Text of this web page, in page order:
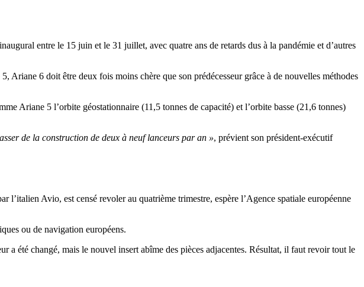
entre le 15 juin et le 31 juillet, avec quatre ans de retards dus à la pandémie et d’autres
Ariane 6 doit être deux fois moins chère que son prédécesseur grâce à de nouvelles méthodes
Ariane 5 l’orbite géostationnaire (11,5 tonnes de capacité) et l’orbite basse (21,6 tonnes)
de la construction de deux à neuf lanceurs par an », prévient son président-exécutif
Avio, est censé revoler au quatrième trimestre, espère l’Agence spatiale européenne
ou de navigation européens.
a été changé, mais le nouvel insert abîme des pièces adjacentes. Résultat, il faut revoir tout le